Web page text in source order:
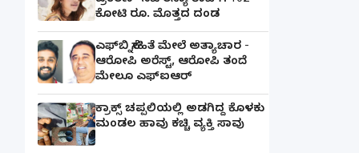
ಕೋಟಿ ರೂ. ಮೊತ್ತದ ದಂಡ
ಎಫ್‌ಬಿ ಸ್ನೇಹಿತೆ ಮೇಲೆ ಅತ್ಯಾಚಾರ -
ಆರೋಪಿ ಅರೆಸ್ಟ್, ಆರೋಪಿ ತಂದೆ
ಮೇಲೂ ಎಫ್ಐಆರ್
ಕ್ರಾಕ್ಸ್ ಚಪ್ಪಲಿಯಲ್ಲಿ ಅಡಗಿದ್ದ ಕೊಳಕು
ಮಂಡಲ ಹಾವು ಕಚ್ಚಿ ವ್ಯಕ್ತಿ ಸಾವು